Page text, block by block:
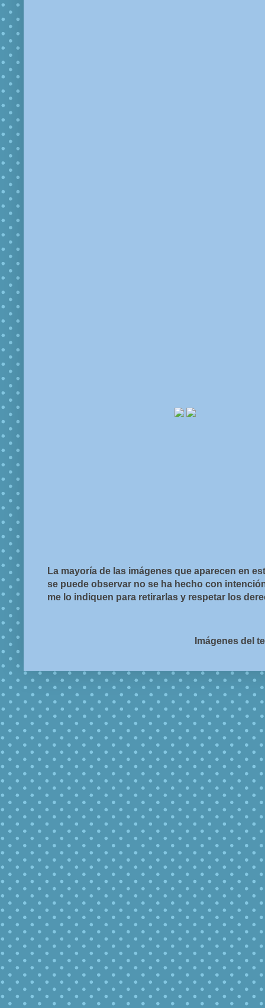
La mayoría de las imágenes que aparecen en
se puede observar no se ha hecho con
me lo indiquen para retirarlas y respetar los
Imágenes del